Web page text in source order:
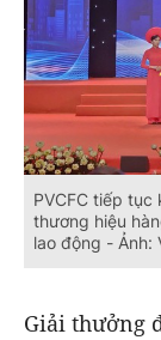
PVCFC tiếp
thương hiệu
lao động - Ảnh:
Giải thưởng